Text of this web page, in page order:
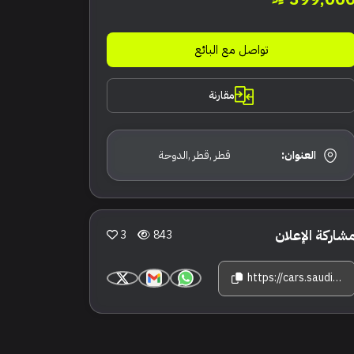
تواصل مع البائع
مقارنة
العنوان: قطر ,قطر ,الدوحة
الإعلان 843
3
https://cars.saudisale.com/listings/Co3Is3/2015-%D8%B1%D9%88%D9%84%D8%B2-%D8%B1%D9%88%D9%8A%D8%B3-%D9%82%D9%88%D8%B3%D8%AA